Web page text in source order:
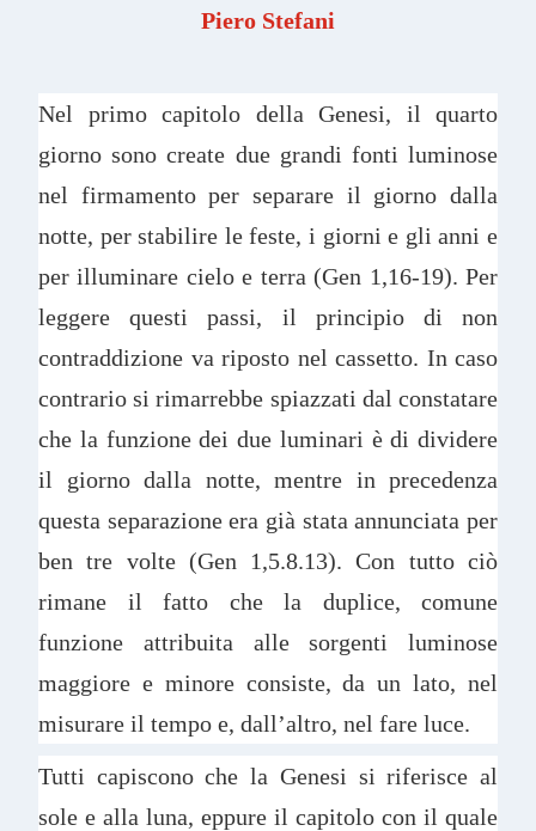
Piero Stefani
Nel primo capitolo della Genesi, il quarto
giorno sono create due grandi fonti luminose
nel firmamento per separare il giorno dalla
notte, per stabilire le feste, i giorni e gli anni e
per illuminare cielo e terra (Gen 1,16-19). Per
leggere questi passi, il principio di non
contraddizione va riposto nel cassetto. In caso
contrario si rimarrebbe spiazzati dal constatare
che la funzione dei due luminari è di dividere
il giorno dalla notte, mentre in precedenza
questa separazione era già stata annunciata per
ben tre volte (Gen 1,5.8.13). Con tutto ciò
rimane il fatto che la duplice, comune
funzione attribuita alle sorgenti luminose
maggiore e minore consiste, da un lato, nel
misurare il tempo e, dall’altro, nel fare luce.
Tutti capiscono che la Genesi si riferisce al
sole e alla luna, eppure il capitolo con il quale